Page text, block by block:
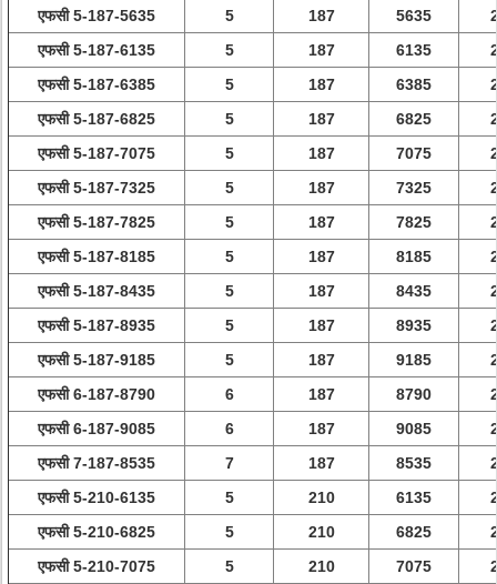
एफसी 5-187-5635
5 187 5635
एफसी 5-187-6135
5 187 6135
एफसी 5-187-6385
5 187 6385
एफसी 5-187-6825
5 187 6825
एफसी 5-187-7075
5 187 7075
एफसी 5-187-7325
5 187 7325
एफसी 5-187-7825
5 187 7825
एफसी 5-187-8185
5 187 8185
एफसी 5-187-8435
5 187 8435
एफसी 5-187-8935
5 187 8935
एफसी 5-187-9185
5 187 9185
एफसी 6-187-8790
6 187 8790
एफसी 6-187-9085
6 187 9085
एफसी 7-187-8535
7 187 8535
एफसी 5-210-6135
5 210 6135
एफसी 5-210-6825
5 210 6825
एफसी 5-210-7075
5 210 7075